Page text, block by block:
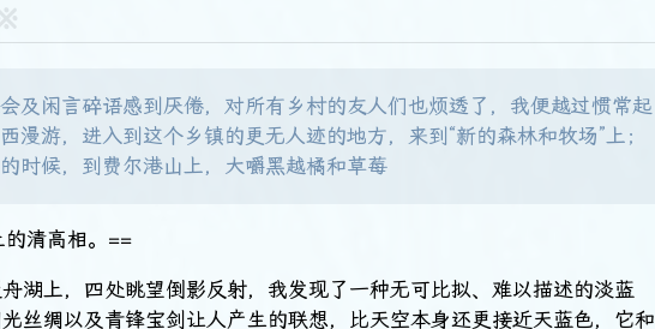
及闲言碎语感到厌倦，对所有乡村的友人们也烦透了，我便越过惯常起
漫游，进入到这个乡镇的更无人迹的地方，来到“新的森林和牧场”上；
时候，到费尔港山上，大嚼黑越橘和草莓
清高相。==
湖上，四处眺望倒影反射，我发现了一种无可比拟、难以描述的淡蓝
丝绸以及青锋宝剑让人产生的联想，比天空本身还更接近天蓝色，它和